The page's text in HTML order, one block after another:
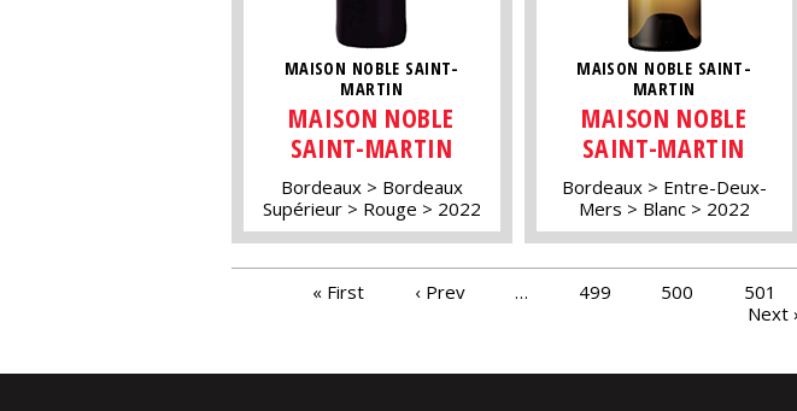
MAISON NOBLE SAINT-
MARTIN
MAISON NOBLE
SAINT-MARTIN
Bordeaux
Bordeaux
Supérieur
Rouge 2022
MAISON NOBLE SAINT-
MARTIN
MAISON NOBLE
SAINT-MARTIN
Bordeaux
Entre-Deux-
Mers
Blanc 2022
« First ‹ Prev … 499 500 501
Next ›